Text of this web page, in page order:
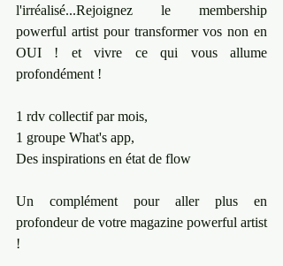
l'irréalisé...Rejoignez le membership
powerful artist pour transformer vos non en
OUI ! et vivre ce qui vous allume
profondément !
1 rdv collectif par mois,
1 groupe What's app,
Des inspirations en état de flow
Un complément pour aller plus en
profondeur de votre magazine powerful artist
!